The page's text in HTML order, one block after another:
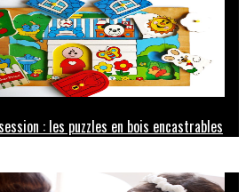
: les puzzles en bois encastrables